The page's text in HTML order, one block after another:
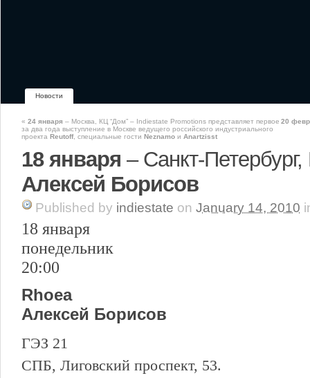
Новости
« 24 января – Москва, КЦ “Дом” – Indiestate Promotions представляет первое
за два года выступление в Москве ведущего российского индустриального
проекта Reutoff, специальные гости Neznamo и Anartzisst
20
18 января – Санкт-
Алексей Борисов
Published by indiestate on January 14, 2010
18 января
понедельник
20:00
Rhoea
Алексей Борисов
ГЭЗ 21
СПБ, Лиговский проспект, 53.